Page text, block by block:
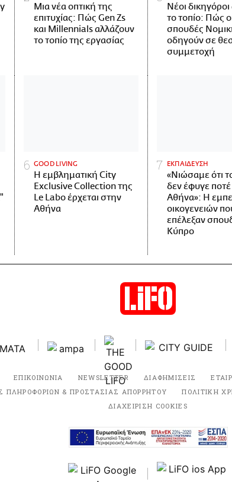
Μια νέα οπτική της
επιτυχίας: Πώς Gen Zs
και Millennials αλλάζουν
το τοπίο της εργασίας
Νέοι
το τοπίο: Πώς
σπουδές
οδηγούν σε
συμμετοχή
GOOD LIVING
Η εμβληματική City
Exclusive Collection της
Le Labo έρχεται στην
Αθήνα
ΕΚΠΑΙΔΕΥΣΗ
«Νιώσαμε ότι
δεν έφυγε
Αθήνα»: Η
οικογενειών
επέλεξαν
Κύπρο
ΕΠΙΚΟΙΝΩΝΙΑ NEWSLETTER ΔΙΑΦΗΜΙΣΕΙΣ
ΠΛΗΡΟΦΟΡΙΩΝ & ΠΡΟΣΤΑΣΙΑΣ ΑΠΟΡΡΗΤΟΥ
ΠΟΛΙΤΙΚΗ
ΔΙΑΧΕΙΡΙΣΗ COOKIES